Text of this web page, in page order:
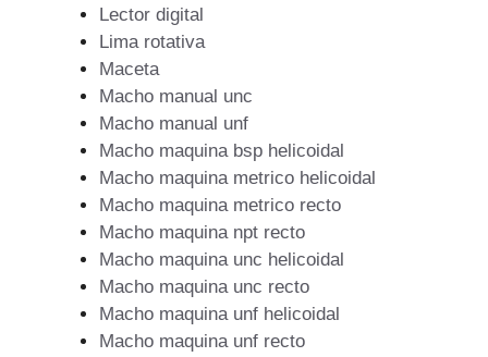
Lector digital
Lima rotativa
Maceta
Macho manual unc
Macho manual unf
Macho maquina bsp helicoidal
Macho maquina metrico helicoidal
Macho maquina metrico recto
Macho maquina npt recto
Macho maquina unc helicoidal
Macho maquina unc recto
Macho maquina unf helicoidal
Macho maquina unf recto